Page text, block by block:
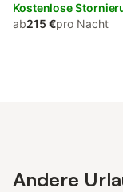
Kostenlose
ab215 €pro Nacht
Andere